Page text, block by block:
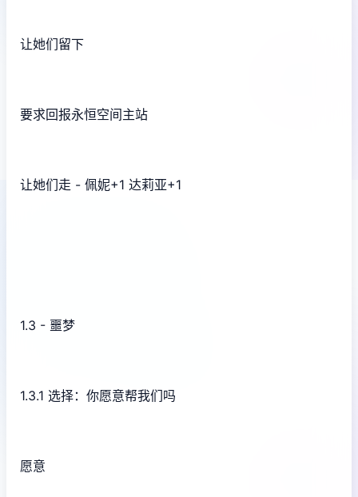
让她们留下
要求回报永恒空间主站
让她们走 - 佩妮+1 达莉亚+1
1.3 - 噩梦
1.3.1 选择：你愿意帮我们吗
愿意